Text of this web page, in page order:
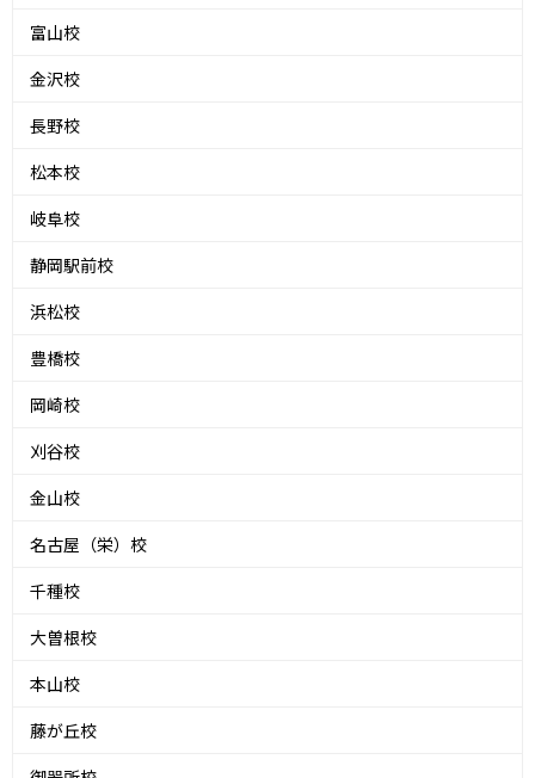
富山校
金沢校
長野校
松本校
岐阜校
静岡駅前校
浜松校
豊橋校
岡崎校
刈谷校
金山校
名古屋（栄）校
千種校
大曽根校
本山校
藤が丘校